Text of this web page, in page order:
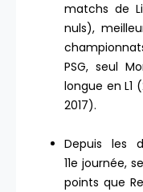
matchs de
nuls),
PSG, seul
longue en L1
2017).
Depuis les
11e journée,
points que